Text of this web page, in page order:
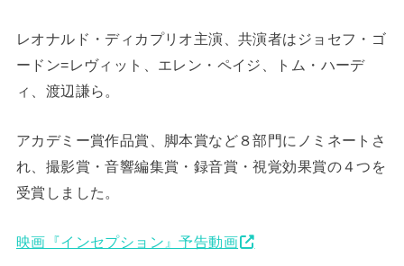
レオナルド・ディカプリオ主演、共演者はジョセフ・ゴ
ードン=レヴィット、エレン・ペイジ、トム・ハーデ
ィ、渡辺謙ら。
アカデミー賞作品賞、脚本賞など８部門にノミネートさ
れ、撮影賞・音響編集賞・録音賞・視覚効果賞の４つを
受賞しました。
映画『インセプション』予告動画